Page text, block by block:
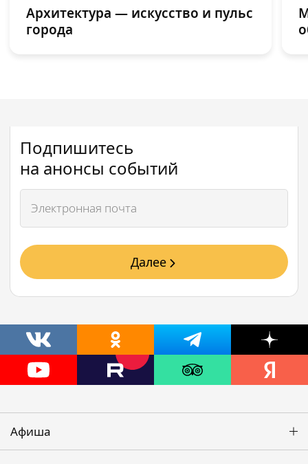
Архитектура — искусство и пульс
города
Подпишитесь
на анонсы событий
Далее
Афиша